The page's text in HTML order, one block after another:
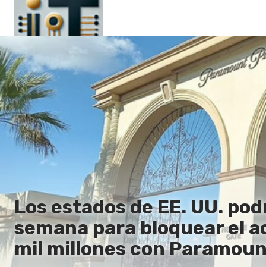
Principal
En
Es
Ru
Los estados de EE. UU.
semana para bloquear el
mil millones con